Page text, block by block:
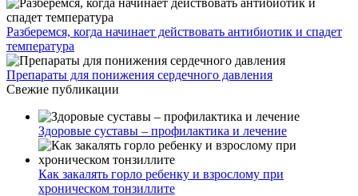
Разберемся, когда начинает действовать антибиотик и спадет
температура
Препараты для понижения сердечного давления
Свежие публикации
Здоровые суставы – профилактика и лечение
Как закалять горло ребенку и взрослому при
хроническом тонзиллите